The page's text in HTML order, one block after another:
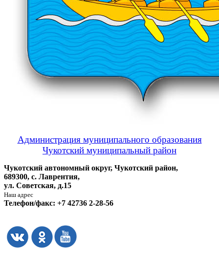
Администрация муниципального образования
Чукотский муниципальный район
Чукотский автономный округ, Чукотский район,
689300, с. Лаврентия,
ул. Советская, д.15
Наш адрес
Телефон/факс: +7 42736 2-28-56